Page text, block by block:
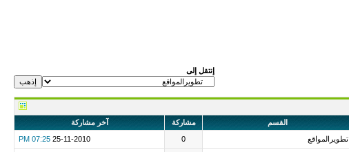
إنتقل إلى
القسم مشاركة
آخر مشاركة
تطويرالمواقع 0
25-11-2010
07:25 PM